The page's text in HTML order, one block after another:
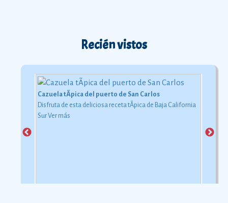
Recién vistos
Cazuela tÃ­pica del puerto de San Carlos
Disfruta de esta deliciosa receta tÃ­pica de Baja California
SurVer más